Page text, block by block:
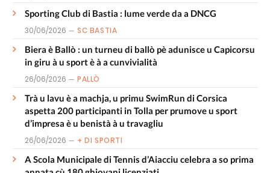
Sporting Club di Bastia : lume verde da a DNCG
30/06/2026 SC BASTIA
Biera è Ballò : un turneu di ballò pè adunisce u Capicorsu
in giru à u sport è à a cunvivialità
26/06/2026 PALLÒ
Trà u lavu è a machja, u primu SwimRun di Corsica
aspetta 200 participanti in Tolla per prumove u sport
d’impresa è u benistà à u travagliu
26/06/2026 + DI SPORTI
A Scola Municipale di Tennis d’Aiacciu celebra a so prima